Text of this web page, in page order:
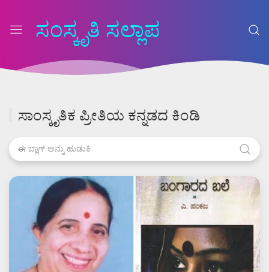
ಸಂಸ್ಕೃತಿ ಸಲ್ಲಾಪ
ಸಾಂಸ್ಕೃತಿಕ ಪ್ರೀತಿಯ ಕನ್ನಡದ ಕಿಂಡಿ